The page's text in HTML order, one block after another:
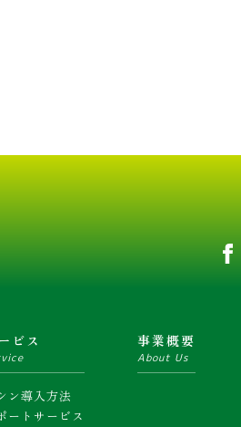
ビス
ン導入方法
ートサービス
事業概要
About Us